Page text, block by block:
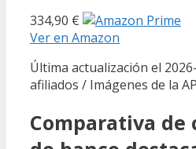
334,90 €
Ver en Amazon
Última actualización el
afiliados / Imágenes de la
Comparativa de